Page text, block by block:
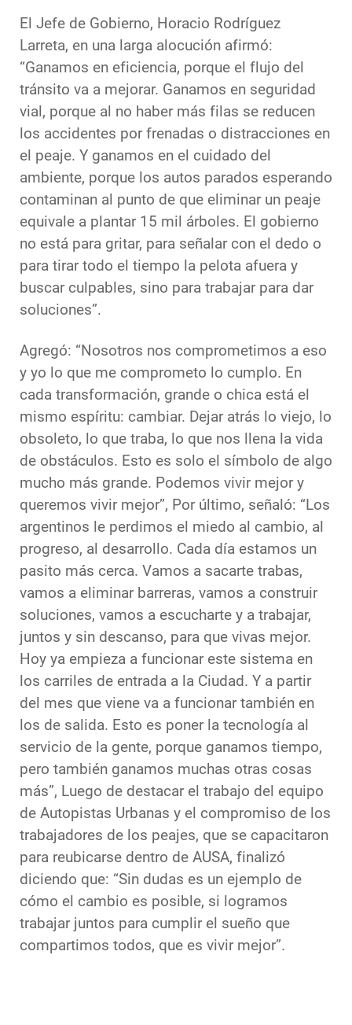
El Jefe de Gobierno, Horacio Rodríguez
Larreta, en una larga alocución afirmó:
“Ganamos en eficiencia, porque el flujo del
tránsito va a mejorar. Ganamos en seguridad
vial, porque al no haber más filas se reducen
los accidentes por frenadas o distracciones en
el peaje. Y ganamos en el cuidado del
ambiente, porque los autos parados esperando
contaminan al punto de que eliminar un peaje
equivale a plantar 15 mil árboles. El gobierno
no está para gritar, para señalar con el dedo o
para tirar todo el tiempo la pelota afuera y
buscar culpables, sino para trabajar para dar
soluciones”.
Agregó: “Nosotros nos comprometimos a eso
y yo lo que me comprometo lo cumplo. En
cada transformación, grande o chica está el
mismo espíritu: cambiar. Dejar atrás lo viejo, lo
obsoleto, lo que traba, lo que nos llena la vida
de obstáculos. Esto es solo el símbolo de algo
mucho más grande. Podemos vivir mejor y
queremos vivir mejor”, Por último, señaló: “Los
argentinos le perdimos el miedo al cambio, al
progreso, al desarrollo. Cada día estamos un
pasito más cerca. Vamos a sacarte trabas,
vamos a eliminar barreras, vamos a construir
soluciones, vamos a escucharte y a trabajar,
juntos y sin descanso, para que vivas mejor.
Hoy ya empieza a funcionar este sistema en
los carriles de entrada a la Ciudad. Y a partir
del mes que viene va a funcionar también en
los de salida. Esto es poner la tecnología al
servicio de la gente, porque ganamos tiempo,
pero también ganamos muchas otras cosas
más”, Luego de destacar el trabajo del equipo
de Autopistas Urbanas y el compromiso de los
trabajadores de los peajes, que se capacitaron
para reubicarse dentro de AUSA, finalizó
diciendo que: “Sin dudas es un ejemplo de
cómo el cambio es posible, si logramos
trabajar juntos para cumplir el sueño que
compartimos todos, que es vivir mejor”.